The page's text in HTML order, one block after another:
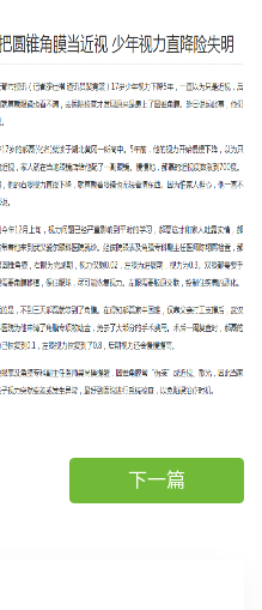
下一篇